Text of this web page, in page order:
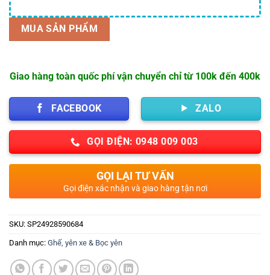
MUA SẢN PHẨM
Giao hàng toàn quốc phí vận chuyển chỉ từ 100k đến 400k
FACEBOOK ZALO
GỌI ĐIỆN: 0948 009 003
GỌI LẠI TƯ VẤN
Gọi điện xác nhận và giao hàng tận nơi
SKU: SP24928590684
Danh mục: Ghế, yên xe & Bọc yên